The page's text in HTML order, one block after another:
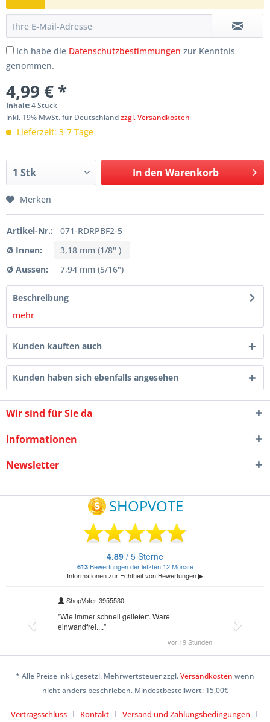
Ich habe die Datenschutzbestimmungen zur Kenntnis
genommen.
4,99 € *
Inhalt:4 Stück
inkl. 19% MwSt. für Deutschlandzzgl. Versandkosten
Lieferzeit: 3-7 Tage
In den Warenkorb
Merken
Artikel-Nr.:
071-RDRPBF2-5
Ø Innen:
3,18 mm (1/8" )
Ø Aussen:
7,94 mm (5/16")
Beschreibung
mehr
Kunden kauften auch
Kunden haben sich ebenfalls angesehen
Wir sind für Sie da
Informationen
Newsletter
* Alle Preise inkl. gesetzl. Mehrwertsteuer zzgl.Versandkosten wenn
nicht anders beschrieben. Mindestbestellwert: 15,00€
Vertragsschluss Kontakt Versand und Zahlungsbedingungen